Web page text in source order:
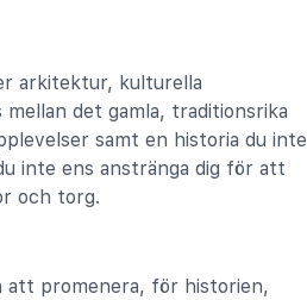
arkitektur, kulturella
det gamla, traditionsrika
samt en historia du inte
inte ens anstränga dig för att
och torg.
att promenera, för historien,